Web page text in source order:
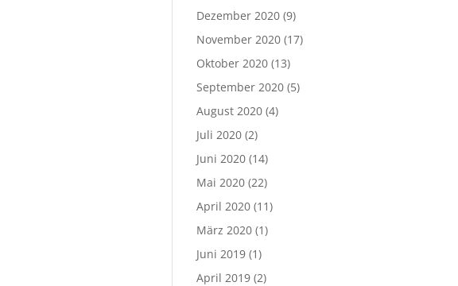
Dezember 2020 (9)
November 2020 (17)
Oktober 2020 (13)
September 2020 (5)
August 2020 (4)
Juli 2020 (2)
Juni 2020 (14)
Mai 2020 (22)
April 2020 (11)
März 2020 (1)
Juni 2019 (1)
April 2019 (2)